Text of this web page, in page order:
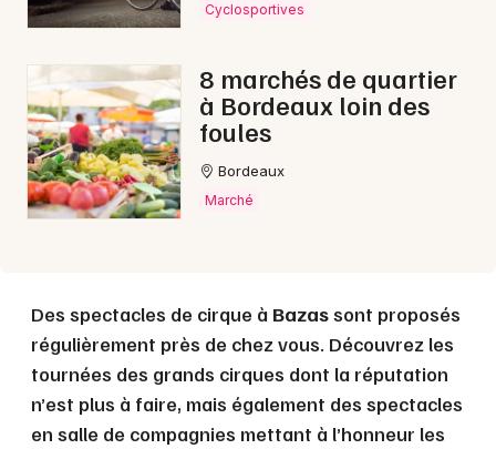
33 - Gironde
Mon email
Je m'abonne
Cyclosportives
8 marchés de quartier
à Bordeaux loin des
foules
Bordeaux
Marché
Des spectacles de cirque à Bazassont proposés
régulièrement près de chez vous. Découvrez les
tournées des grands cirques dont la réputation
n’est plus à faire, mais également des spectacles
en salle de compagnies mettant à l’honneur les